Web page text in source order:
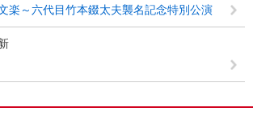
楽～六代目竹本錣太夫襲名記念特別公演